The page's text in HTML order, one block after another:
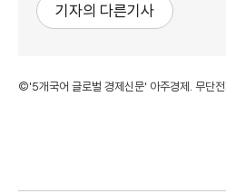
기자의 다른기사
©'5개국어 글로벌 경제신문' 아주경제. 무단전